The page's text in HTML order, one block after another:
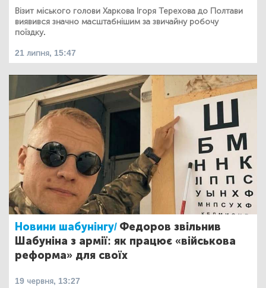
Візит міського голови Харкова Ігоря Терехова до Полтави
виявився значно масштабнішим за звичайну робочу
поїздку.
21 липня, 15:47
Новини шабунінгу/ Федоров звільнив
Шабуніна з армії: як працює «військова
реформа» для своїх
19 червня, 13:27